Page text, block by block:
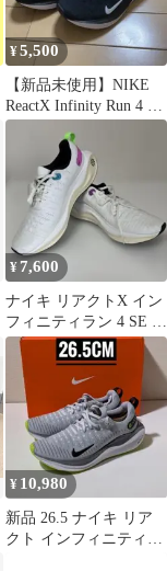
¥5,500
【新品未使用】NIKE
ReactX Infinity Run 4 ブ
ラック
¥7,600
ナイキ リアクトX イン
フィニティラン 4 SE ミ
ックス＆マッチ28.5
¥ 10,980
新品 26.5 ナイキ リア
クト インフィニティラ